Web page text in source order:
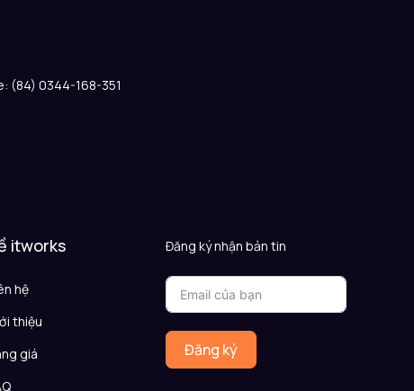
(84) 0344-168-351
itworks
hệ
thiệu
giá
Đăng ký nhận bản tin
Đăng ký